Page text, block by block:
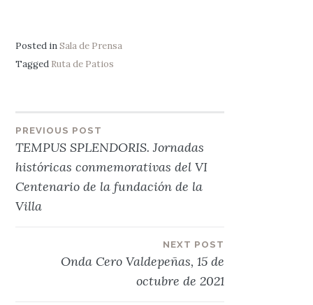
Posted inSala de Prensa
Tagged Ruta de Patios
Navegación
de
entradas
PREVIOUS POST
TEMPUS SPLENDORIS. Jornadas
históricas conmemorativas del VI
Centenario de la fundación de la
Villa
NEXT POST
Onda Cero Valdepeñas, 15 de
octubre de 2021